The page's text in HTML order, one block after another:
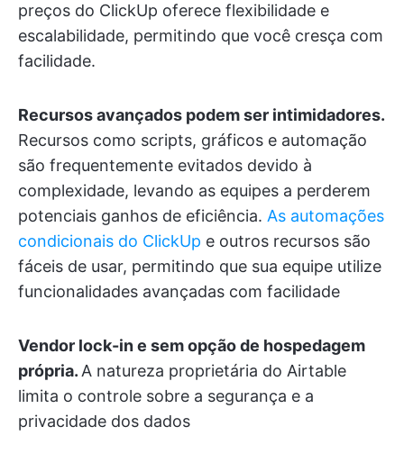
preços do ClickUp oferece flexibilidade e
escalabilidade, permitindo que você cresça com
facilidade.
Recursos avançados podem ser intimidadores.
Recursos como scripts, gráficos e automação
são frequentemente evitados devido à
complexidade, levando as equipes a perderem
potenciais ganhos de eficiência. As automações
condicionais do ClickUp e outros recursos são
fáceis de usar, permitindo que sua equipe utilize
funcionalidades avançadas com facilidade
Vendor lock-in e sem opção de hospedagem
própria.A natureza proprietária do Airtable
limita o controle sobre a segurança e a
privacidade dos dados